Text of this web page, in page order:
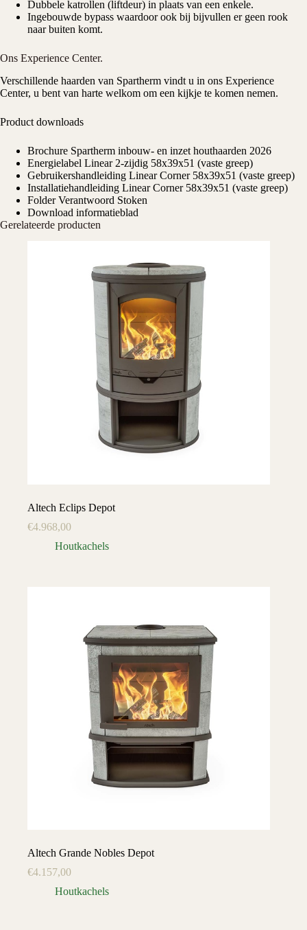
Dubbele katrollen (liftdeur) in plaats van een enkele.
Ingebouwde bypass waardoor ook bij bijvullen er geen rook
naar buiten komt.
Ons Experience Center.
Verschillende haarden van Spartherm vindt u in ons Experience
Center, u bent van harte welkom om een kijkje te komen nemen.
Product downloads
Brochure Spartherm inbouw- en inzet houthaarden 2026
Energielabel Linear 2-zijdig 58x39x51 (vaste greep)
Gebruikershandleiding Linear Corner 58x39x51 (vaste greep)
Installatiehandleiding Linear Corner 58x39x51 (vaste greep)
Folder Verantwoord Stoken
Download informatieblad
Gerelateerde producten
Altech Eclips Depot
€4.968,00
Houtkachels
Altech Grande Nobles Depot
€4.157,00
Houtkachels